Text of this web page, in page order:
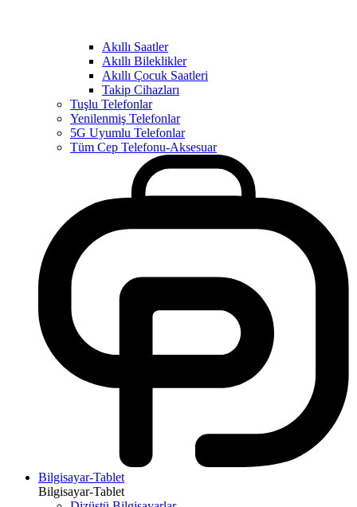
Akıllı Saatler
Akıllı Bileklikler
Akıllı Çocuk Saatleri
Takip Cihazları
Tuşlu Telefonlar
Yenilenmiş Telefonlar
5G Uyumlu Telefonlar
Tüm Cep Telefonu-Aksesuar
Bilgisayar-Tablet
Bilgisayar-Tablet